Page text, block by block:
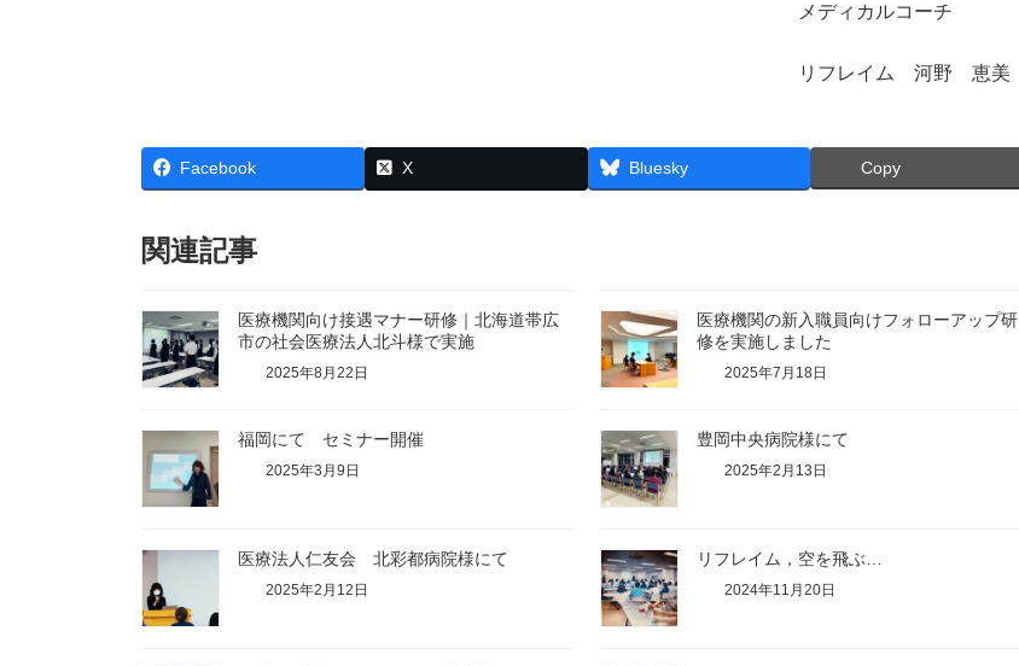
メディカルコーチ
リフレイム 河野 恵美
Facebook X Bluesky Copy
関連記事
医療機関向け接遇マナー研修｜北海道帯広
市の社会医療法人北斗様で実施
2025年8月22日
医療機関の新入職員向けフォローアップ研
修を実施しました
2025年7月18日
福岡にて セミナー開催
2025年3月9日
豊岡中央病院様にて
2025年2月13日
医療法人仁友会 北彩都病院様にて
2025年2月12日
リフレイム，空を飛ぶ…
2024年11月20日